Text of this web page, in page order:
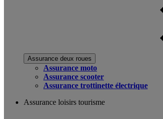
Assurance deux roues
Assurance moto
Assurance scooter
Assurance trottinette électrique
Assurance loisirs tourisme